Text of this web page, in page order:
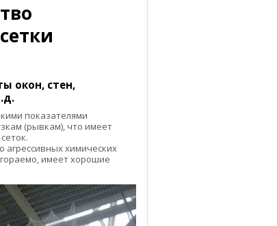
окон, стен,
показателями
(рывкам), что имеет
агрессивных химических
имеет хорошие